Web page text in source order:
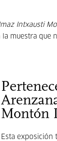
Intxausti
muestra que
Montón
Esta exposición